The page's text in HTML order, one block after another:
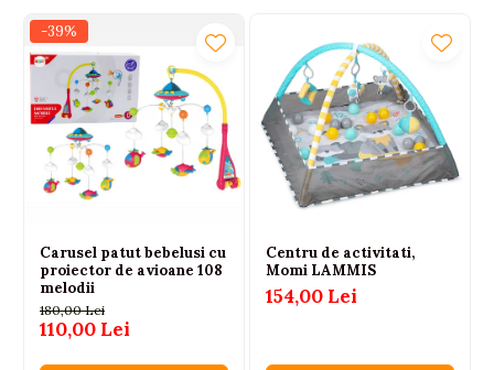
-39%
Carusel patut bebelusi cu
proiector de avioane 108
melodii
180,00 Lei
110,00 Lei
Centru de activitati,
Momi LAMMIS
154,00 Lei